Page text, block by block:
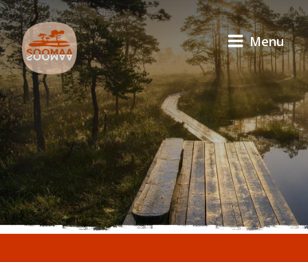
Menu